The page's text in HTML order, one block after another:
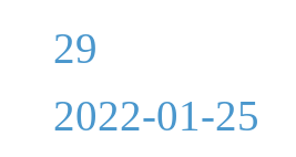
29
2022-01-25